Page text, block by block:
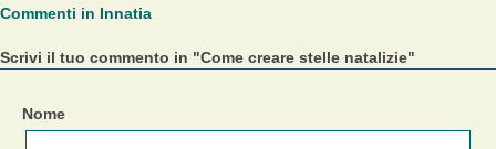
Commenti in Innatia
Scrivi il tuo commento in "Come creare stelle natalizie"
Nome